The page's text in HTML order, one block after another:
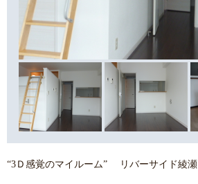
“3Ｄ感覚のマイルーム” リバーサイド綾瀬